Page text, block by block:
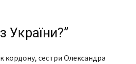
України?”
кордону, сестри Олександра